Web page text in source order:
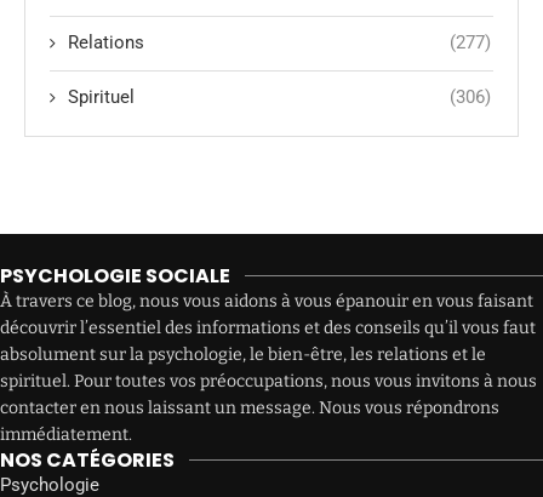
Relations (277)
Spirituel (306)
PSYCHOLOGIE SOCIALE
À travers ce blog, nous vous aidons à vous épanouir en vous faisant
découvrir l’essentiel des informations et des conseils qu’il vous faut
absolument sur la psychologie, le bien-être, les relations et le
spirituel. Pour toutes vos préoccupations, nous vous invitons à nous
contacter en nous laissant un message. Nous vous répondrons
immédiatement.
NOS CATÉGORIES
Psychologie